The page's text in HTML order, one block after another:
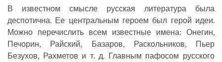
В известном смысле русская литература была
деспотична. Ее центральным героем был герой идеи.
Можно перечислить всем известные имена: Онегин,
Печорин, Райский, Базаров, Раскольников, Пьер
Безухов, Рахметов и т. д. Главным пафосом русского